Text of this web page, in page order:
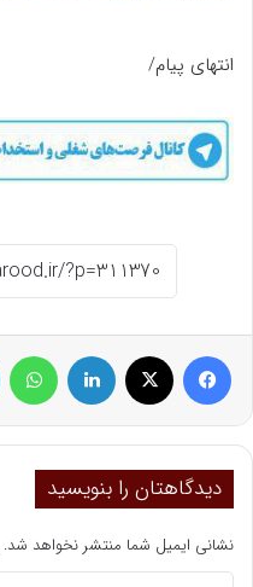
انتهای پیام/
ایکس
دیدگاهتان را بنویسید
نشانی ایمیل شما منتشر نخواهد شد.